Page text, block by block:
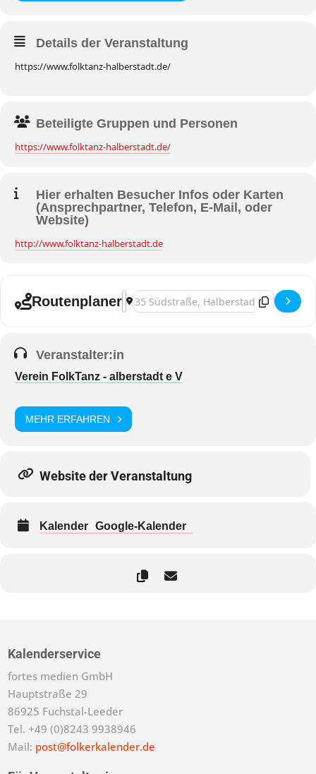
Details der Veranstaltung
https://www.folktanz-halberstadt.de/
Beteiligte Gruppen und Personen
https://www.folktanz-halberstadt.de/
Hier erhalten Besucher Infos oder Karten
(Ansprechpartner, Telefon, E-Mail, oder
Website)
http://www.folktanz-halberstadt.de
RoutenplanerAddress - Halberstadt, FolkTanz
Destination Address - Halberstadt,
Veranstalter:in
Verein FolkTanz - alberstadt e V
MEHR ERFAHREN
Website der Veranstaltung
Kalender Google-Kalender
Kalenderservice
fortes medien GmbH
Hauptstraße 29
86925 Fuchstal-Leeder
Tel. +49 (0)8243 9938946
Mail: post@folkerkalender.de